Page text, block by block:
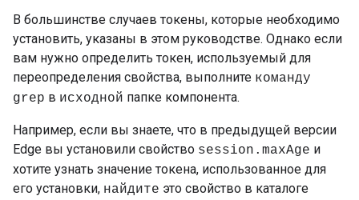
В большинстве случаев токены, которые необходимо
установить, указаны в этом руководстве. Однако если
вам нужно определить токен, используемый для
переопределения свойства, выполните команду
grep в исходной папке компонента.
Например, если вы знаете, что в предыдущей версии
Edge вы установили свойство session.maxAge и
хотите узнать значение токена, использованное для
его установки, найдите это свойство в каталоге